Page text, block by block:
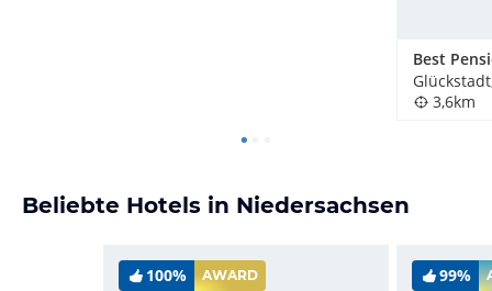
Best
3,6km
Beliebte Hotels in Niedersachsen
100% AWARD 99%